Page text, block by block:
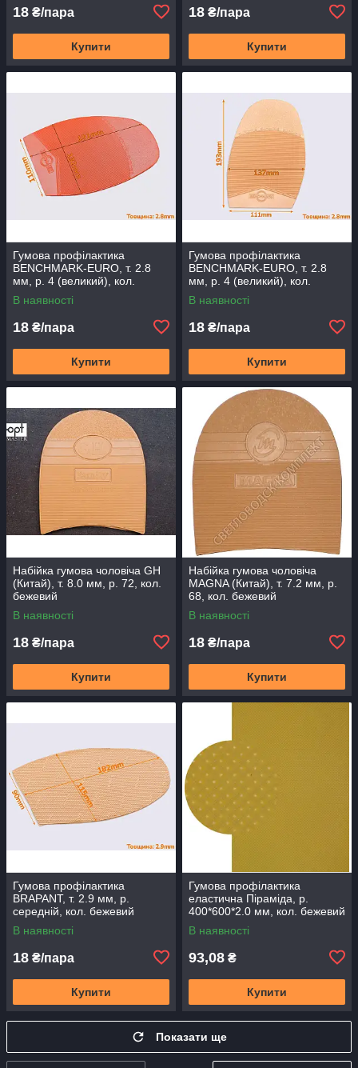
18 ₴/пара
Купити
18 ₴/пара
Купити
Гумова профілактика
BENCHMARK-EURO, т. 2.8
мм, р. 4 (великий), кол.
червоний
В наявності
18 ₴/пара
Купити
Гумова профілактика
BENCHMARK-EURO, т. 2.8
мм, р. 4 (великий), кол.
бежевий
В наявності
18 ₴/пара
Купити
Набійка гумова чоловіча GH
(Китай), т. 8.0 мм, р. 72, кол.
бежевий
В наявності
18 ₴/пара
Купити
Набійка гумова чоловіча
MAGNA (Китай), т. 7.2 мм, р.
68, кол. бежевий
В наявності
18 ₴/пара
Купити
Гумова профілактика
BRAPANT, т. 2.9 мм, р.
середній, кол. бежевий
В наявності
18 ₴/пара
Купити
Гумова профілактика
еластична Піраміда, р.
400*600*2.0 мм, кол. бежевий
В наявності
93,08 ₴
Купити
Показати ще